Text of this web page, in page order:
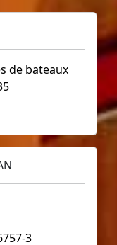
de bateaux
3